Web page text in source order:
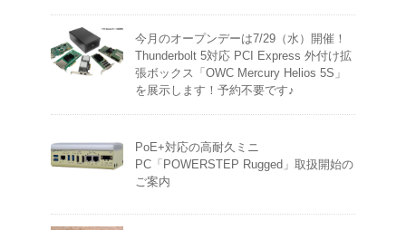
今月のオープンデーは7/29（水）開催！
Thunderbolt 5対応 PCI Express 外付け拡
張ボックス「OWC Mercury Helios 5S」
を展示します！予約不要です♪
PoE+対応の高耐久ミニ
PC「POWERSTEP Rugged」取扱開始の
ご案内